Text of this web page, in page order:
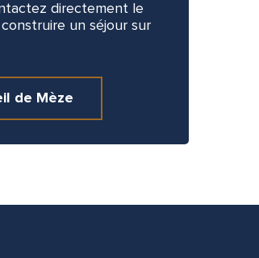
directement le
un séjour sur
de Mèze